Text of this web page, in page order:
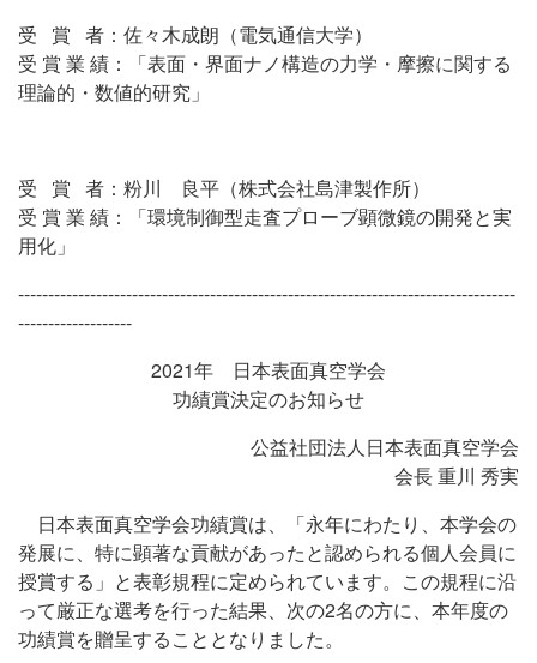
受 賞 者：佐々木成朗（電気通信大学）
受 賞 業 績：「表面・界面ナノ構造の力学・摩擦に関する
理論的・数値的研究」
受 賞 者：粉川 良平（株式会社島津製作所）
受 賞 業 績：「環境制御型走査プローブ顕微鏡の開発と実
用化」
-----------------------------------------------------------------------------------
-------------------
2021年 日本表面真空学会
功績賞決定のお知らせ
公益社団法人日本表面真空学会
会長 重川 秀実
日本表面真空学会功績賞は、「永年にわたり、本学会の
発展に、特に顕著な貢献があったと認められる個人会員に
授賞する」と表彰規程に定められています。この規程に沿
って厳正な選考を行った結果、次の2名の方に、本年度の
功績賞を贈呈することとなりました。